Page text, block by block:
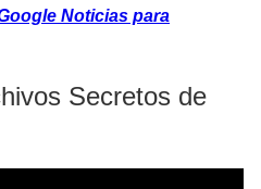
Noticias para
Secretos de